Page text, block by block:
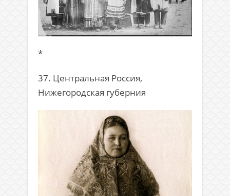
*
37. Центральная Россия,
Нижегородская губерния